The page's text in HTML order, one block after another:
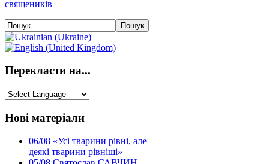
Перекласти на...
Нові матеріали
06/08 «Усі тварини рівні, але
деякі тварини рівніші»